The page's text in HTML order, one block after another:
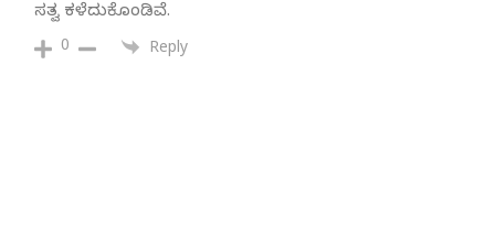
ಸತ್ವ ಕಳೆದುಕೊಂಡಿವೆ.
0 Reply